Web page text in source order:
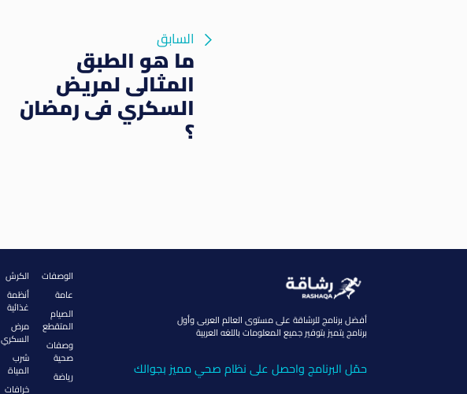
السابق
ما هو الطبق
المثالى لمريض
السكري فى رمضان
؟
أفضل برنامج للرشاقة على مستوى العالم العربى وأول
برنامج يتميز بتوفير جميع المعلومات باللغه العربية
حمّل البرنامج واحصل على نظام صحي مميز بجوالك
الوصفات
عامة
الصيام
المتقطع
وصفات
صحية
رياضة
الكرش
أنظمة
غذائية
مرض
السكري
شرب
المياة
خرافات